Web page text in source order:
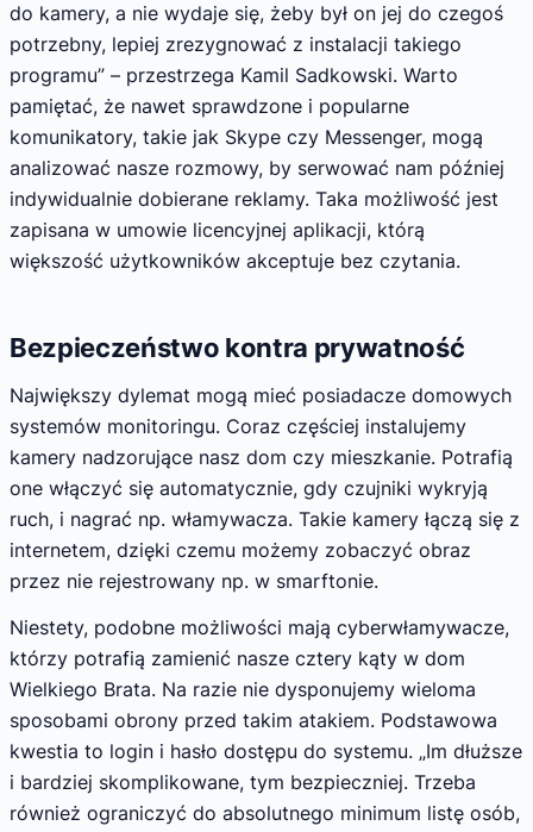
do kamery, a nie wydaje się, żeby był on jej do czegoś
potrzebny, lepiej zrezygnować z instalacji takiego
programu” – przestrzega Kamil Sadkowski. Warto
pamiętać, że nawet sprawdzone i popularne
komunikatory, takie jak Skype czy Messenger, mogą
analizować nasze rozmowy, by serwować nam później
indywidualnie dobierane reklamy. Taka możliwość jest
zapisana w umowie licencyjnej aplikacji, którą
większość użytkowników akceptuje bez czytania.
Bezpieczeństwo kontra prywatność
Największy dylemat mogą mieć posiadacze domowych
systemów monitoringu. Coraz częściej instalujemy
kamery nadzorujące nasz dom czy mieszkanie. Potrafią
one włączyć się automatycznie, gdy czujniki wykryją
ruch, i nagrać np. włamywacza. Takie kamery łączą się z
internetem, dzięki czemu możemy zobaczyć obraz
przez nie rejestrowany np. w smarftonie.
Niestety, podobne możliwości mają cyberwłamywacze,
którzy potrafią zamienić nasze cztery kąty w dom
Wielkiego Brata. Na razie nie dysponujemy wieloma
sposobami obrony przed takim atakiem. Podstawowa
kwestia to login i hasło dostępu do systemu. „Im dłuższe
i bardziej skomplikowane, tym bezpieczniej. Trzeba
również ograniczyć do absolutnego minimum listę osób,